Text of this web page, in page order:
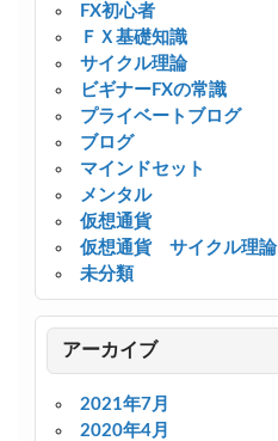
FX初心者
ＦＸ基礎知識
サイクル理論
ビギナーFXの常識
プライベートブログ
ブログ
マインドセット
メンタル
仮想通貨
仮想通貨 サイクル理論
未分類
アーカイブ
2021年7月
2020年4月